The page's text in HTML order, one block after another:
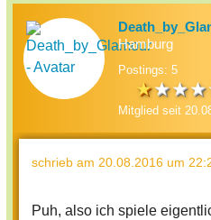
Hamburg
Postings: 5
Mitglied seit
schrieb am 20.08.2016 um
Puh, also ich spiele